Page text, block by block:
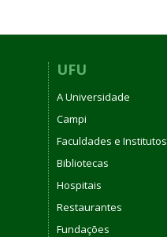
UFU
A Universidade
Campi
Faculdades e Institutos
Bibliotecas
Hospitais
Restaurantes
Fundações